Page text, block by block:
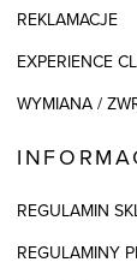
REKLAMACJE
EXPERIENCE
WYMIANA /
REGULAMIN
REGULAMINY